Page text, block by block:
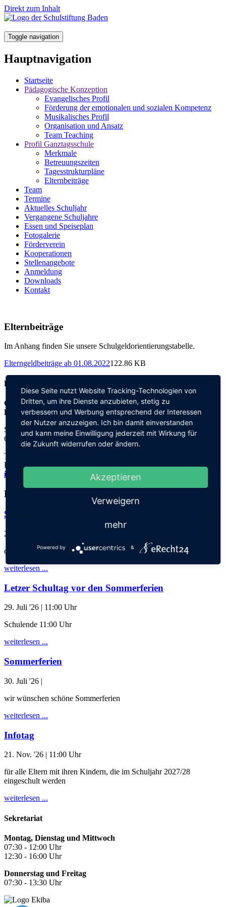
Direkt zum Inhalt
Toggle navigation
Hauptnavigation
Startseite
Pädagogische Konzeption
Evangelisches Profil
Förderung der emotionalen und sozialen Kompetenz
Musikalisches Profil
Organisation und Ansatz
Team Teaching
Profil Ganztagsschule
Merkmale
Betreuungszeiten
Tagesstrukturpläne
Elternbeiträge
Team
Termine
Aktuelles Schuljahr
Vergangene Schuljahre
Essen und Speiseplan
Fotogalerie
Förderverein
Kooperationen
Stellenangebote
Anmeldung
Downloads
Kontakt
Elternbeiträge
Im Anhang finden Sie unsere Schulgeldorientierungstabelle.
Elterngeldbeiträge ab 01.08.2022122.86 KB
Kontakt
Grundschule an der
Elisabeth-von-Thadden-Schule
Steinhofweg 95
69123 Heidelberg
Tel.: 06221 73922-0
Fax: 06221 73922-11
info@thadden-grundschule.de
Kalender
Schuljahresabschlussgottesdienst
28. Juli '26
der Klassen 1-3 mit Eltern
weiterlesen ...
Letzer Schultag vor den Sommerferien
29. Juli '26 | 11:00 Uhr
Schulende 11:00 Uhr
weiterlesen ...
Sommerferien
30. Juli '26 |
wir wünschen schöne Sommerferien
weiterlesen ...
Infotag
21. Nov. '26 | 11:00 Uhr
für alle Eltern mit ihren Kindern, die im Schuljahr 2027/28
eingeschult werden
weiterlesen ...
Sekretariat
Montag, Dienstag und Mittwoch
07:30 - 12:00 Uhr
12:30 - 16:00 Uhr
Donnerstag und Freitag
07:30 - 13:30 Uhr
Diese Seite nutzt Website Tracking-Technologien von
Dritten, um ihre Dienste anzubieten, stetig zu
verbessern und Werbung entsprechend der Interessen
der Nutzer anzuzeigen. Ich bin damit einverstanden
und kann meine Einwilligung jederzeit mit Wirkung für
die Zukunft widerrufen oder ändern.
Akzeptieren
Verweigern
mehr
Powered by &